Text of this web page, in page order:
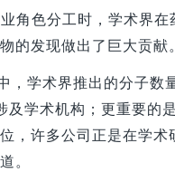
角色分工时，学术界在
的发现做出了巨大贡献
，学术界推出的分子数
学术机构；更重要的
，许多公司正是在学
。